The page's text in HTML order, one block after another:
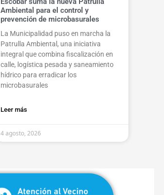
Ambiental para el control y
prevención de microbasurales
La Municipalidad puso en marcha la
Patrulla Ambiental, una iniciativa
integral que combina fiscalización en
calle, logística pesada y saneamiento
hídrico para erradicar los
microbasurales
Leer más
4 agosto, 2026